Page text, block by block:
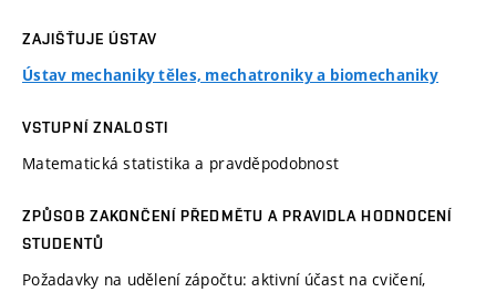
ZAJIŠŤUJE ÚSTAV
Ústav mechaniky těles, mechatroniky a biomechaniky
VSTUPNÍ ZNALOSTI
Matematická statistika a pravděpodobnost
ZPŮSOB ZAKONČENÍ PŘEDMĚTU A PRAVIDLA HODNOCENÍ
STUDENTŮ
Požadavky na udělení zápočtu: aktivní účast na cvičení,